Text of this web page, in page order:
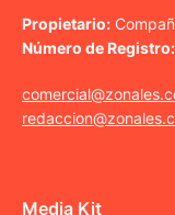
Propietario:
Número de Registro:
Media Kit